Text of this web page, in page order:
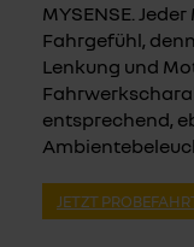
MYSENSE.
Fahrgefühl,
Lenkung und
entsprechend,
JETZT